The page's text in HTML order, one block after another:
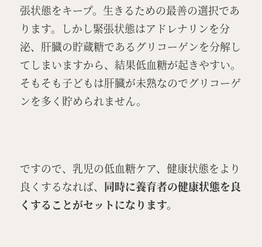
張状態をキープ。生きるための最善の選択であ
ります。しかし緊張状態はアドレナリンを分
泌、肝臓の貯蔵糖であるグリコーゲンを分解し
てしまいますから、結果低血糖が起きやすい。
そもそも子どもは肝臓が未熟なのでグリコーゲ
ンを多く貯められません。
ですので、乳児の低血糖ケア、健康状態をより
良くするなれば、 同時に養育者の健康状態を良
くすることがセットになります。